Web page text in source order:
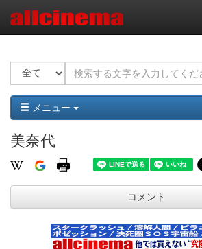
メニュー
美奈代
コメント